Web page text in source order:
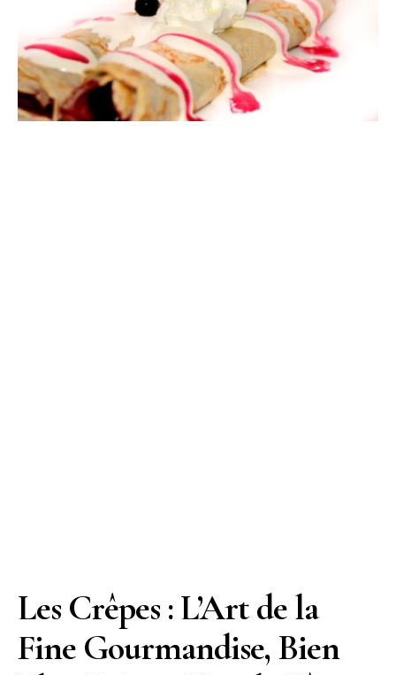
Les Crêpes : L’Art de la
Fine Gourmandise, Bien